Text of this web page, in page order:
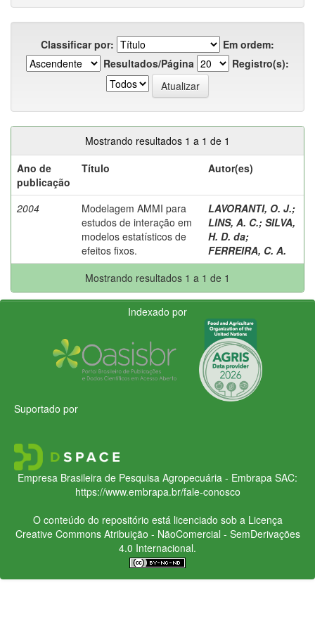
Classificar por:
Em ordem:
Resultados/Página
Registro(s):
Mostrando resultados 1 a 1 de 1
Ano de
publicação
Título Autor(es)
2004
Modelagem AMMI para
estudos de interação em
modelos estatísticos de
efeitos fixos.
LAVORANTI, O. J.;
LINS, A. C.; SILVA,
H. D. da;
FERREIRA, C. A.
Mostrando resultados 1 a 1 de 1
Indexado por
Suportado por
Empresa Brasileira de Pesquisa Agropecuária - Embrapa SAC:
https://www.embrapa.br/fale-conosco
O conteúdo do repositório está licenciado sob a Licença
Creative CommonsAtribuição - NãoComercial - SemDerivações
4.0 Internacional.